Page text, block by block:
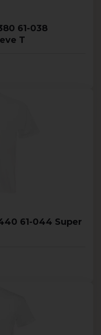
61-038
T
61-044 Super